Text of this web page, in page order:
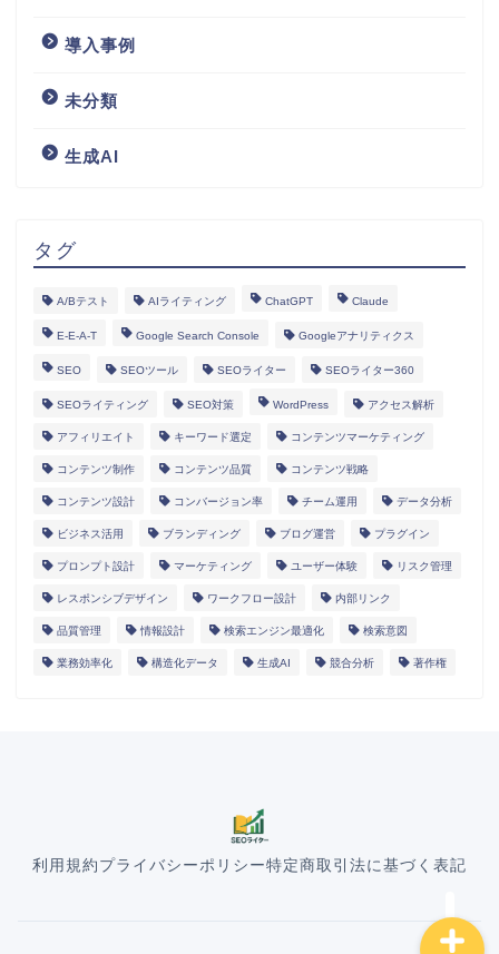
導入事例
未分類
生成AI
タグ
A/Bテスト AIライティング ChatGPT Claude
E-E-A-T Google Search Console Googleアナリティクス
SEO SEOツール SEOライター SEOライター360
SEOライティング SEO対策 WordPress アクセス解析
アフィリエイト キーワード選定 コンテンツマーケティング
コンテンツ制作 コンテンツ品質 コンテンツ戦略
コンテンツ設計 コンバージョン率 チーム運用 データ分析
ビジネス活用 ブランディング ブログ運営 プラグイン
プロンプト設計 マーケティング ユーザー体験 リスク管理
レスポンシブデザイン ワークフロー設計 内部リンク
品質管理 情報設計 検索エンジン最適化 検索意図
業務効率化 構造化データ 生成AI 競合分析 著作権
利用規約プライバシーポリシー特定商取引法に基づく表記
HOME